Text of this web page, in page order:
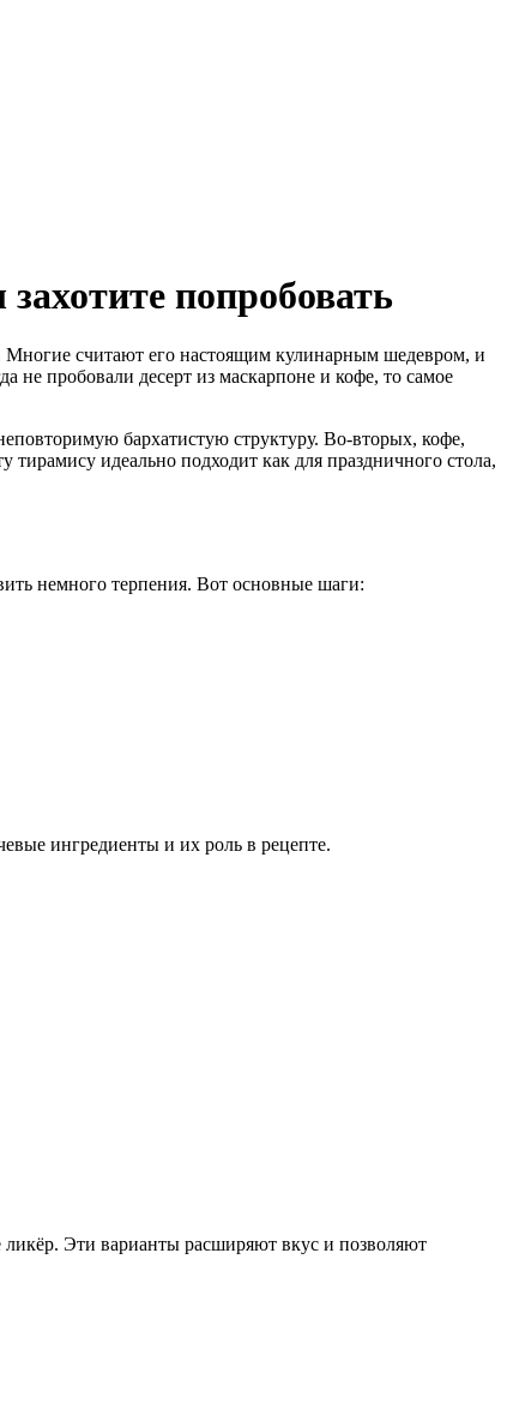
попробовать
считают его настоящим кулинарным шедевром, и
не пробовали десерт из маскарпоне и кофе, то самое
бархатистую структуру. Во-вторых, кофе,
идеально подходит как для праздничного стола,
немного терпения. Вот основные шаги:
ингредиенты и их роль в рецепте.
ликёр. Эти варианты расширяют вкус и позволяют